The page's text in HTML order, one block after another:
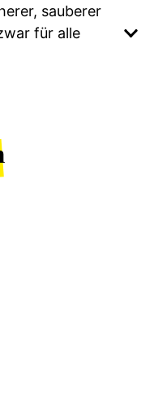
sauberer
für alle